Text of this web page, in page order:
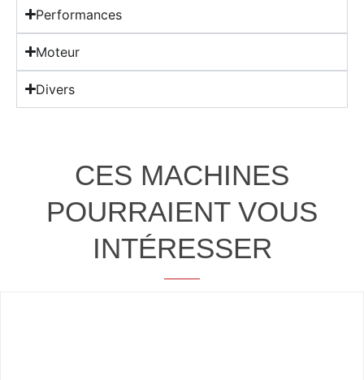
Performances
Moteur
Divers
CES MACHINES
POURRAIENT VOUS
INTÉRESSER